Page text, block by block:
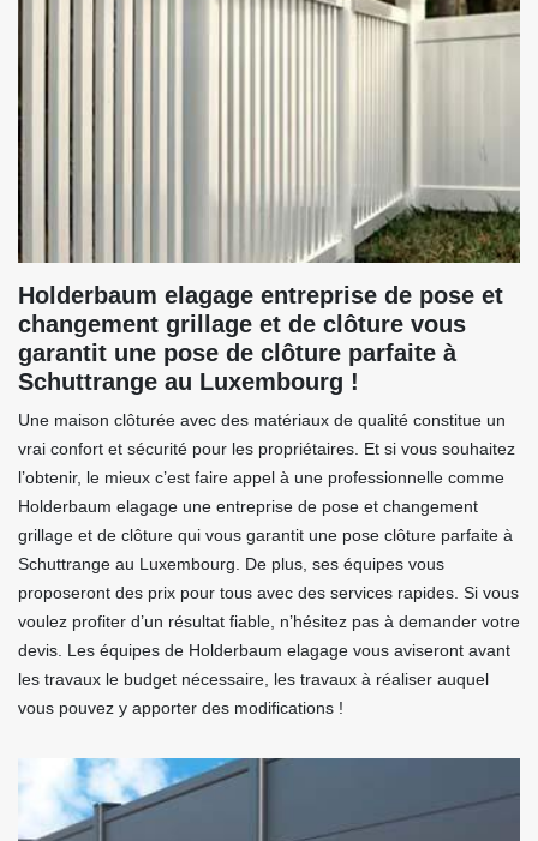
Holderbaum elagage entreprise de pose et
changement grillage et de clôture vous
garantit une pose de clôture parfaite à
Schuttrange au Luxembourg !
Une maison clôturée avec des matériaux de qualité constitue un
vrai confort et sécurité pour les propriétaires. Et si vous souhaitez
l’obtenir, le mieux c’est faire appel à une professionnelle comme
Holderbaum elagage une entreprise de pose et changement
grillage et de clôture qui vous garantit une pose clôture parfaite à
Schuttrange au Luxembourg. De plus, ses équipes vous
proposeront des prix pour tous avec des services rapides. Si vous
voulez profiter d’un résultat fiable, n’hésitez pas à demander votre
devis. Les équipes de Holderbaum elagage vous aviseront avant
les travaux le budget nécessaire, les travaux à réaliser auquel
vous pouvez y apporter des modifications !